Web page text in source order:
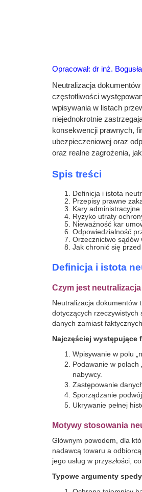
Opracował: dr inż.
Neutralizacja
częstotliwości
wpisywania w listach
niejednokrotnie
konsekwencji prawnych,
ubezpieczeniowej oraz
oraz realne zagrożenia,
Spis treści
Definicja i istota
Przepisy prawne
Kary
Ryzyko utraty
Nieważność kar
Odpowiedzialność
Orzecznictwo sądów
Jak chronić się
Definicja i istota
Czym jest
Neutralizacja dokumentów
dotyczących rzeczywistych
danych zamiast
Najczęściej występujące
Wpisywanie w polu
Podawanie w polach
nabywcy.
Zastępowanie
Sporządzanie
Ukrywanie pełnej
Motywy stosowania
Głównym powodem, dla
nadawcą towaru a
jego usług w przyszłości,
Typowe argumenty